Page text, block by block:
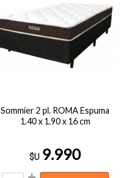
Sommier 2 pl. ROMA Espuma
1.40 x 1.90 x 16 cm
$U 9.990